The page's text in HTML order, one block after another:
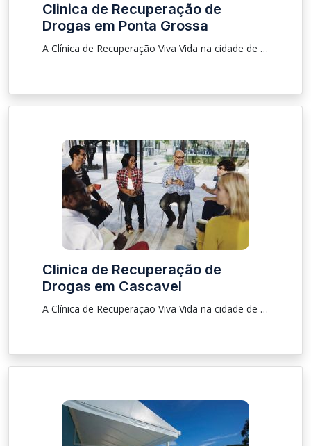
Clinica de Recuperação de
Drogas em Ponta Grossa
A Clínica de Recuperação Viva Vida na cidade de Ponta Grossa - PR é um centro especializado no tratamento de pessoas que sofrem pelo uso abusivo de álcool e outras drogas e aquelas que sofrem pela depressão, temos uma equipe preparada para te auxiliar e orientar fazendo assim o paciente ter uma reabilitação de qualidade.
Clinica de Recuperação de
Drogas em Cascavel
A Clínica de Recuperação Viva Vida na cidade de Cascavel é um centro especializado no tratamento de pessoas que sofrem pelo uso abusivo de álcool e outras drogas e aquelas que sofrem pela depressão, temos uma equipe preparada para te auxiliar e orientar fazendo assim o paciente ter uma reabilitação de qualidade.